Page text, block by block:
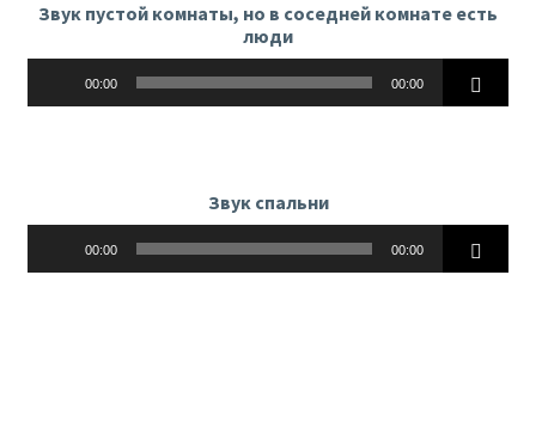
Звук пустой комнаты, но в соседней комнате есть
люди
00:00 00:00
Звук спальни
00:00 00:00